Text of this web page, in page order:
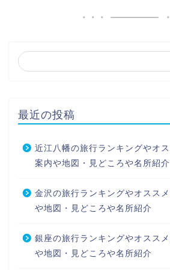
最近の投稿
近江八幡の旅行ランキングやオ
案内や地図・見どころや名所紹介
金沢の旅行ランキングやオスス
や地図・見どころや名所紹介
銀座の旅行ランキングやオスス
や地図・見どころや名所紹介